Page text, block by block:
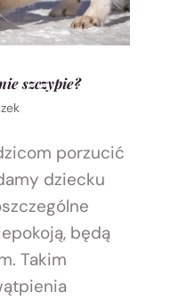
szczypie?
porzucić
dziecku
będą
Takim